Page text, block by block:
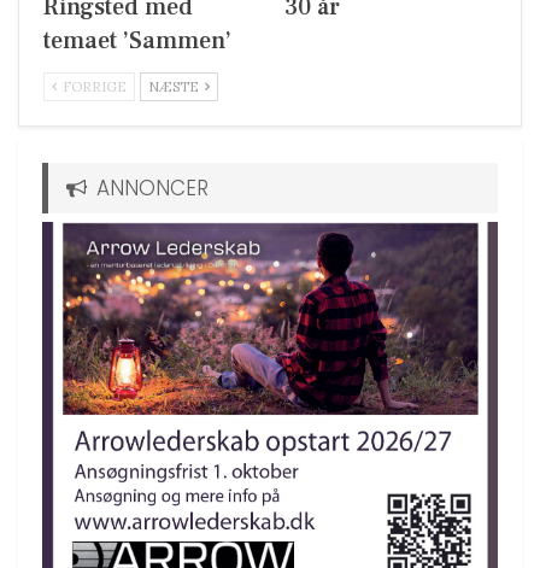
Ringsted med
temaet ’Sammen’
30 år
FORRIGE NÆSTE
ANNONCER